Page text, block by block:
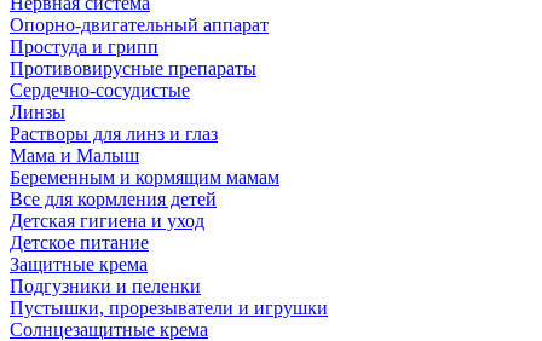
Опорно-двигательный аппарат
Простуда и грипп
Противовирусные препараты
Сердечно-сосудистые
Линзы
Растворы для линз и глаз
Мама и Малыш
Беременным и кормящим мамам
Все для кормления детей
Детская гигиена и уход
Детское питание
Защитные крема
Подгузники и пеленки
Пустышки, прорезыватели и игрушки
Солнцезащитные крема